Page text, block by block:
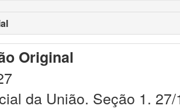
Original
da União. Seção 1.